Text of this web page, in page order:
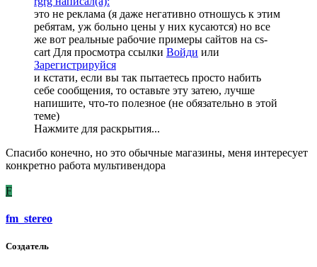
это не реклама (я даже негативно отношусь к этим
ребятам, уж больно цены у них кусаются) но все
же вот реальные рабочие примеры сайтов на cs-
cart Для просмотра ссылки Войди или
Зарегистрируйся
и кстати, если вы так пытаетесь просто набить
себе сообщения, то оставьте эту затею, лучше
напишите, что-то полезное (не обязательно в этой
теме)
Нажмите для раскрытия...
Спасибо конечно, но это обычные магазины, меня интересует
конкретно работа мультивендора
F
fm_stereo
Создатель